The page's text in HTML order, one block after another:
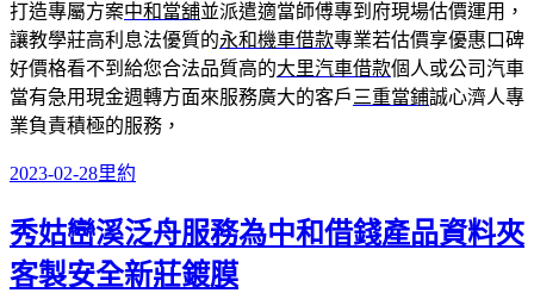
打造專屬方案中和當舖並派遣適當師傅專到府現場估價運用，
讓教學莊高利息法優質的永和機車借款專業若估價享優惠口碑
好價格看不到給您合法品質高的大里汽車借款個人或公司汽車
當有急用現金週轉方面來服務廣大的客戶 三重當鋪誠心濟人專
業負責積極的服務，
發
日
期:
2023-02-28分
里約
秀姑巒溪泛舟服務為中和借錢產品資料夾
客製安全新莊鍍膜